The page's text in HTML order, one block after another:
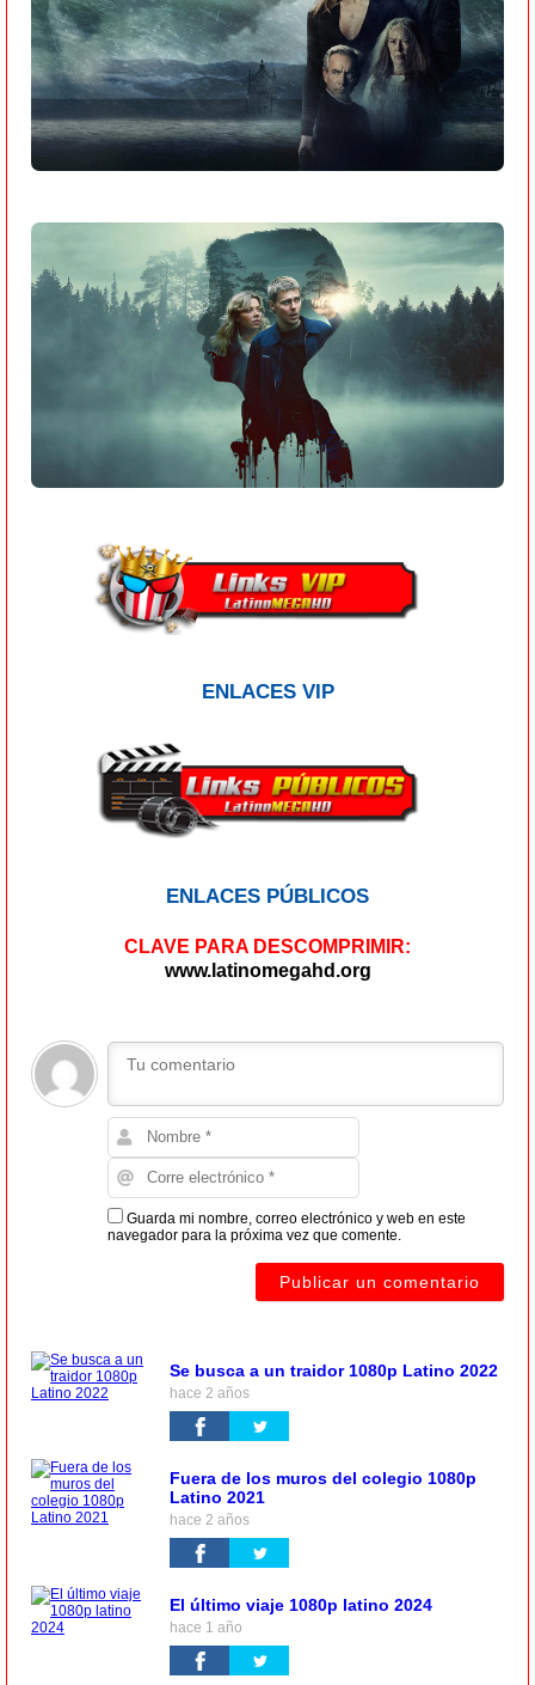
ENLACES VIP
ENLACES PÚBLICOS
CLAVE PARA DESCOMPRIMIR:
www.latinomegahd.org
Guarda mi nombre, correo electrónico y web en este
navegador para la próxima vez que comente.
Se busca a un traidor 1080p Latino 2022
hace 2 años
Fuera de los muros del colegio 1080p
Latino 2021
hace 2 años
El último viaje 1080p latino 2024
hace 1 año